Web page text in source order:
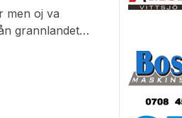
men oj va
grannlandet